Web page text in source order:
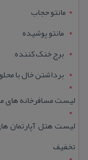
مانتو حجاب
مانتو پوشیده
برج خنک کننده
برداشتن خال با
لیست مسافرخانه های مشهد
تخفیف